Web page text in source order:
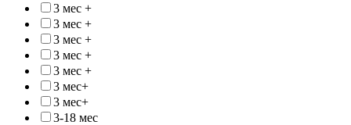
3 мес +
3 мес +
3 мес +
3 мес +
3 мес +
3 мес+
3 мес+
3-18 мес